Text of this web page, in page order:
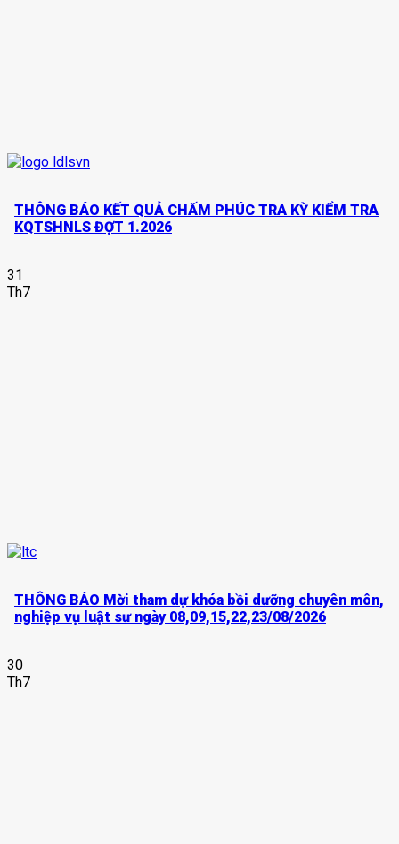
THÔNG BÁO KẾT QUẢ CHẤM PHÚC TRA KỲ KIỂM TRA
KQTSHNLS ĐỢT 1.2026
31
Th7
THÔNG BÁO Mời tham dự khóa bồi dưỡng chuyên môn,
nghiệp vụ luật sư ngày 08,09,15,22,23/08/2026
30
Th7